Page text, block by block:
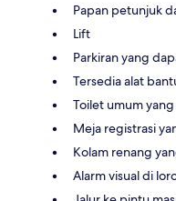
Papan petunjuk
Lift
Parkiran yang
Tersedia alat
Toilet umum
Meja registrasi
Kolam renang
Alarm visual di